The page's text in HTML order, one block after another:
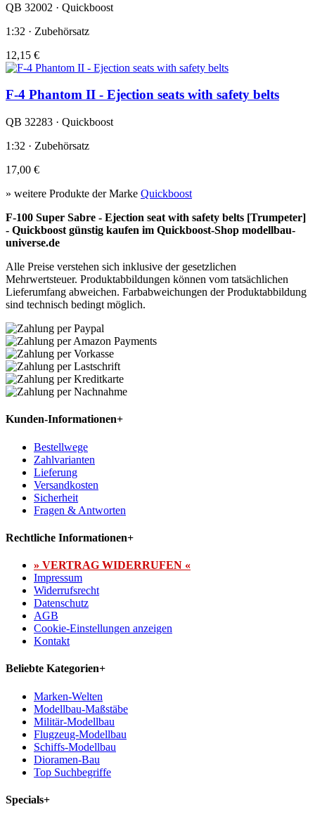
QB 32002 · Quickboost
1:32 · Zubehörsatz
12,15 €
F-4 Phantom II - Ejection seats with safety belts
QB 32283 · Quickboost
1:32 · Zubehörsatz
17,00 €
» weitere Produkte der Marke Quickboost
F-100 Super Sabre - Ejection seat with safety belts [Trumpeter]
- Quickboost günstig kaufen im Quickboost-Shop modellbau-
universe.de
Alle Preise verstehen sich inklusive der gesetzlichen
Mehrwertsteuer. Produktabbildungen können vom tatsächlichen
Lieferumfang abweichen. Farbabweichungen der Produktabbildung
sind technisch bedingt möglich.
Kunden-Informationen+
Bestellwege
Zahlvarianten
Lieferung
Versandkosten
Sicherheit
Fragen & Antworten
Rechtliche Informationen+
» VERTRAG WIDERRUFEN «
Impressum
Widerrufsrecht
Datenschutz
AGB
Cookie-Einstellungen anzeigen
Kontakt
Beliebte Kategorien+
Marken-Welten
Modellbau-Maßstäbe
Militär-Modellbau
Flugzeug-Modellbau
Schiffs-Modellbau
Dioramen-Bau
Top Suchbegriffe
Specials+